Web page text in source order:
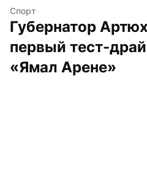
Спорт
Губернатор
первый тест-
«Ямал Арене»